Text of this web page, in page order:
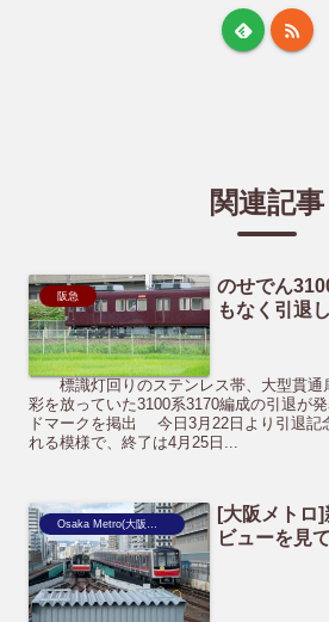
関連記事
阪急
のせでん
もなく引退
標識灯回りのステンレス帯、大型貫通
彩を放っていた3100系3170編成の引退が
ドマークを掲出 今日3月22日より引退記
れる模様で、終了は4月25日...
[大阪メトロ
ビューを見